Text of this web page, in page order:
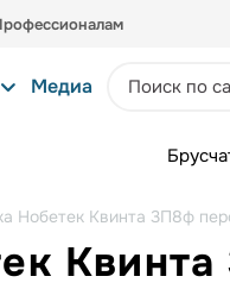
Медиа
Нобетек Квинта 3П8ф